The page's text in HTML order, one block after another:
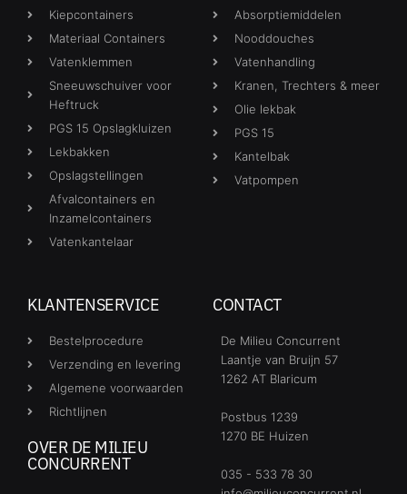
Kiepcontainers
Materiaal Containers
Vatenklemmen
Sneeuwschuiver voor
Heftruck
PGS 15 Opslagkluizen
Lekbakken
Opslagstellingen
Afvalcontainers en
Inzamelcontainers
Vatenkantelaar
Absorptiemiddelen
Nooddouches
Vatenhandling
Kranen, Trechters & meer
Olie lekbak
PGS 15
Kantelbak
Vatpompen
KLANTENSERVICE
Bestelprocedure
Verzending en levering
Algemene voorwaarden
Richtlijnen
OVER DE MILIEU
CONCURRENT
CONTACT
De Milieu Concurrent
Laantje van Bruijn 57
1262 AT Blaricum
Postbus 1239
1270 BE Huizen
035 - 533 78 30